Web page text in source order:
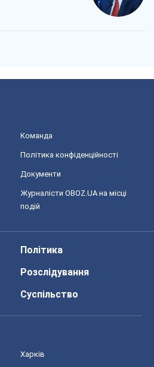
Команда
Політика конфіденційності
Документи
Журналісти OBOZ.UA на місці
подій
Політика
Розслідування
Суспільство
Харків